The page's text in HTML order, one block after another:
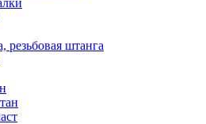
резьбовая штанга